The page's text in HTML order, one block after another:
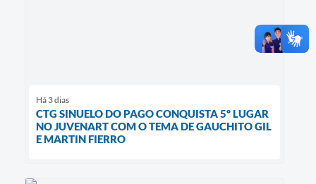
Há 3 dias
CTG SINUELO DO PAGO CONQUISTA 5º LUGAR
NO JUVENART COM O TEMA DE GAUCHITO GIL
E MARTIN FIERRO